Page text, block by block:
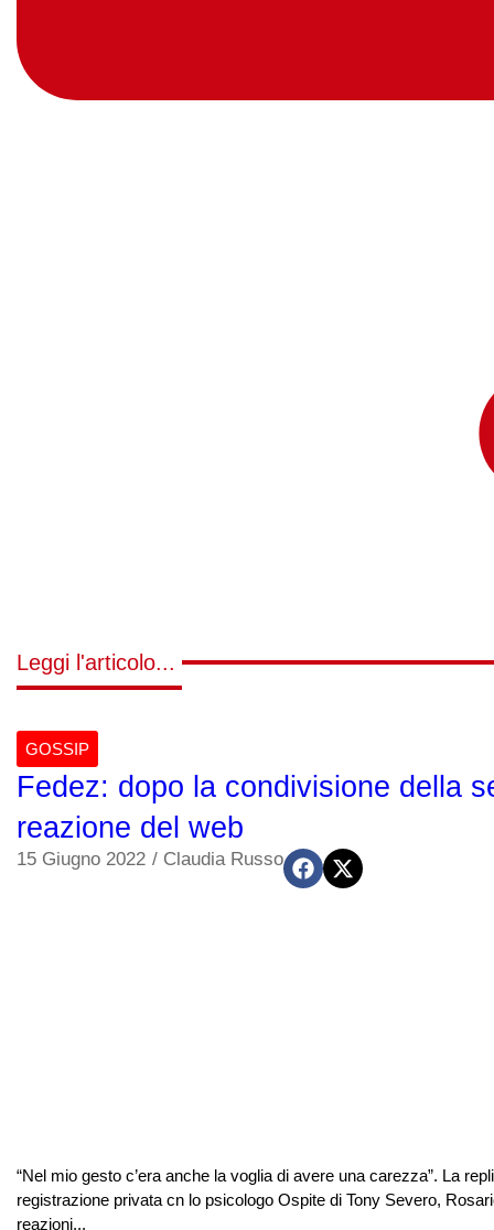
Leggi l'articolo...
GOSSIP
Fedez: dopo la condivisione della
reazione del web
15 Giugno 2022 / Claudia Russo
“Nel mio gesto c’era anche la voglia di avere una carezza”. La
registrazione privata cn lo psicologo Ospite di Tony Severo,
reazioni...